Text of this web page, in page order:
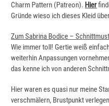
Charm Pattern (Patreon). Hier
Gründe wieso ich dieses Kleid
Zum Sabrina Bodice –
Wie immer toll! Gertie weiß
weiterhin Anpassungen
das kenne ich von anderen
Hier waren es quasi nur meine
verschmälern, Brustpunkt